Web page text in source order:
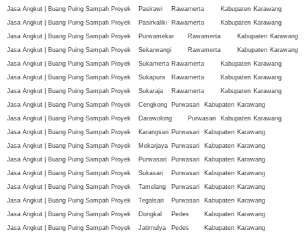
Jasa Angkut | Buang Puing Sampah Proyek
Pasirawi Rawamerta Kabupaten Karawang
Jasa Angkut | Buang Puing Sampah Proyek
Pasirkaliki Rawamerta Kabupaten Karawang
Jasa Angkut | Buang Puing Sampah Proyek
Purwamekar Rawamerta Kabupaten Karawang
Jasa Angkut | Buang Puing Sampah Proyek
Sekarwangi Rawamerta Kabupaten Karawang
Jasa Angkut | Buang Puing Sampah Proyek
Sukamerta Rawamerta Kabupaten Karawang
Jasa Angkut | Buang Puing Sampah Proyek
Sukapura Rawamerta Kabupaten Karawang
Jasa Angkut | Buang Puing Sampah Proyek
Sukaraja Rawamerta Kabupaten Karawang
Jasa Angkut | Buang Puing Sampah Proyek
Cengkong Purwasari Kabupaten Karawang
Jasa Angkut | Buang Puing Sampah Proyek
Darawolong Purwasari Kabupaten Karawang
Jasa Angkut | Buang Puing Sampah Proyek
Karangsari Purwasari Kabupaten Karawang
Jasa Angkut | Buang Puing Sampah Proyek
Mekarjaya Purwasari Kabupaten Karawang
Jasa Angkut | Buang Puing Sampah Proyek
Purwasari Purwasari Kabupaten Karawang
Jasa Angkut | Buang Puing Sampah Proyek
Sukasari Purwasari Kabupaten Karawang
Jasa Angkut | Buang Puing Sampah Proyek
Tamelang Purwasari Kabupaten Karawang
Jasa Angkut | Buang Puing Sampah Proyek
Tegalsari Purwasari Kabupaten Karawang
Jasa Angkut | Buang Puing Sampah Proyek
Dongkal Pedes Kabupaten Karawang
Jasa Angkut | Buang Puing Sampah Proyek
Jatimulya Pedes Kabupaten Karawang